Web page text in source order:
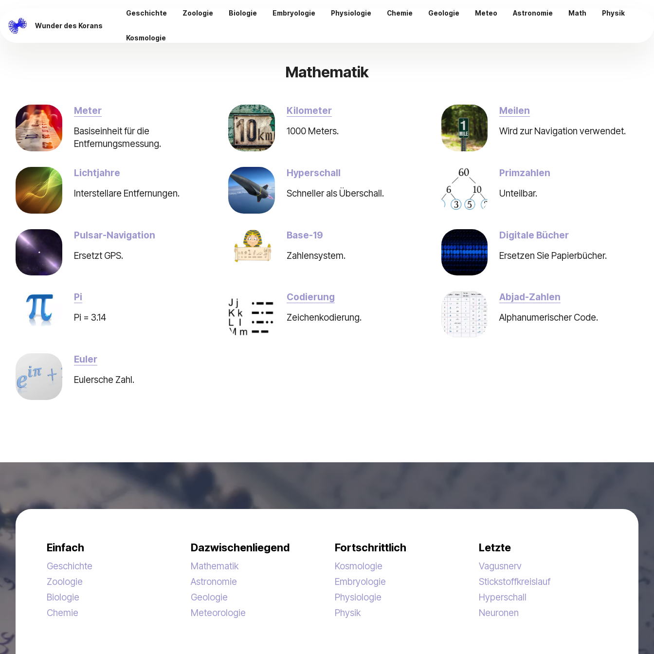
Wunder des Korans
Geschichte Zoologie Biologie Embryologie Physiologie Chemie Geologie Meteo Astronomie Math Physik
Kosmologie
Mathematik
Meter
Basiseinheit für die
Entfernungsmessung.
Kilometer
1000 Meters.
Meilen
Wird zur Navigation verwendet.
Lichtjahre
Interstellare Entfernungen.
Hyperschall
Schneller als Überschall.
Primzahlen
Unteilbar.
Pulsar-Navigation
Ersetzt GPS.
Base-19
Zahlensystem.
Digitale Bücher
Ersetzen Sie Papierbücher.
Pi
Pi = 3.14
Codierung
Zeichenkodierung.
Abjad-Zahlen
Alphanumerischer Code.
Euler
Eulersche Zahl.
Einfach
Geschichte
Zoologie
Biologie
Chemie
Dazwischenliegend
Mathematik
Astronomie
Geologie
Meteorologie
Fortschrittlich
Kosmologie
Embryologie
Physiologie
Physik
Letzte
Vagusnerv
Stickstoffkreislauf
Hyperschall
Neuronen